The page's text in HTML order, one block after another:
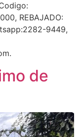
REBAJADO:
9449,
de